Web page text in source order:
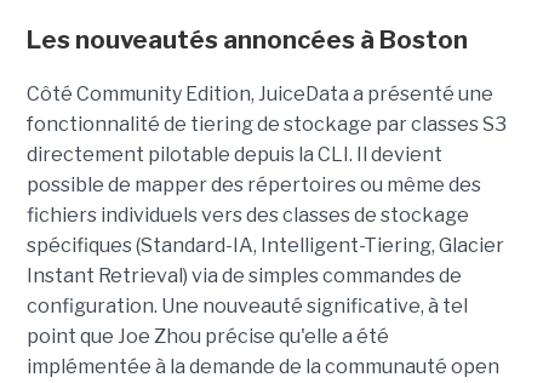
Les nouveautés annoncées à Boston
Côté Community Edition, JuiceData a présenté une
fonctionnalité de tiering de stockage par classes S3
directement pilotable depuis la CLI. Il devient
possible de mapper des répertoires ou même des
fichiers individuels vers des classes de stockage
spécifiques (Standard-IA, Intelligent-Tiering, Glacier
Instant Retrieval) via de simples commandes de
configuration. Une nouveauté significative, à tel
point que Joe Zhou précise qu'elle a été
implémentée à la demande de la communauté open